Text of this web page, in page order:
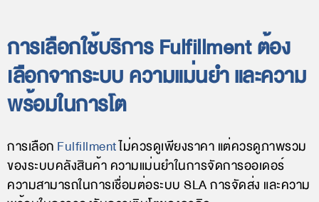
การเลือกใช้บริการ Fulfillment ต้อง
เลือกจากระบบ ความแม่นยำ และความ
พร้อมในการโต
การเลือกFulfillmentไม่ควรดูเพียงราคา แต่ควรดูภาพรวม
ของระบบคลังสินค้า ความแม่นยำในการจัดการออเดอร์
ความสามารถในการเชื่อมต่อระบบ SLA การจัดส่ง และความ